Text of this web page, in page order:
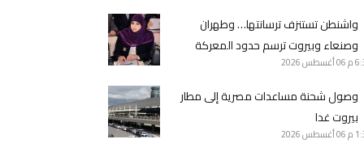
واشنطن تستنزف ترسانتها… وطهران
وصنعاء وبيروت ترسم حدود المعركة
م 06 أغسطس 2026
وصول شحنة مساعدات مصرية إلى مطار
بيروت غدا
م 06 أغسطس 2026